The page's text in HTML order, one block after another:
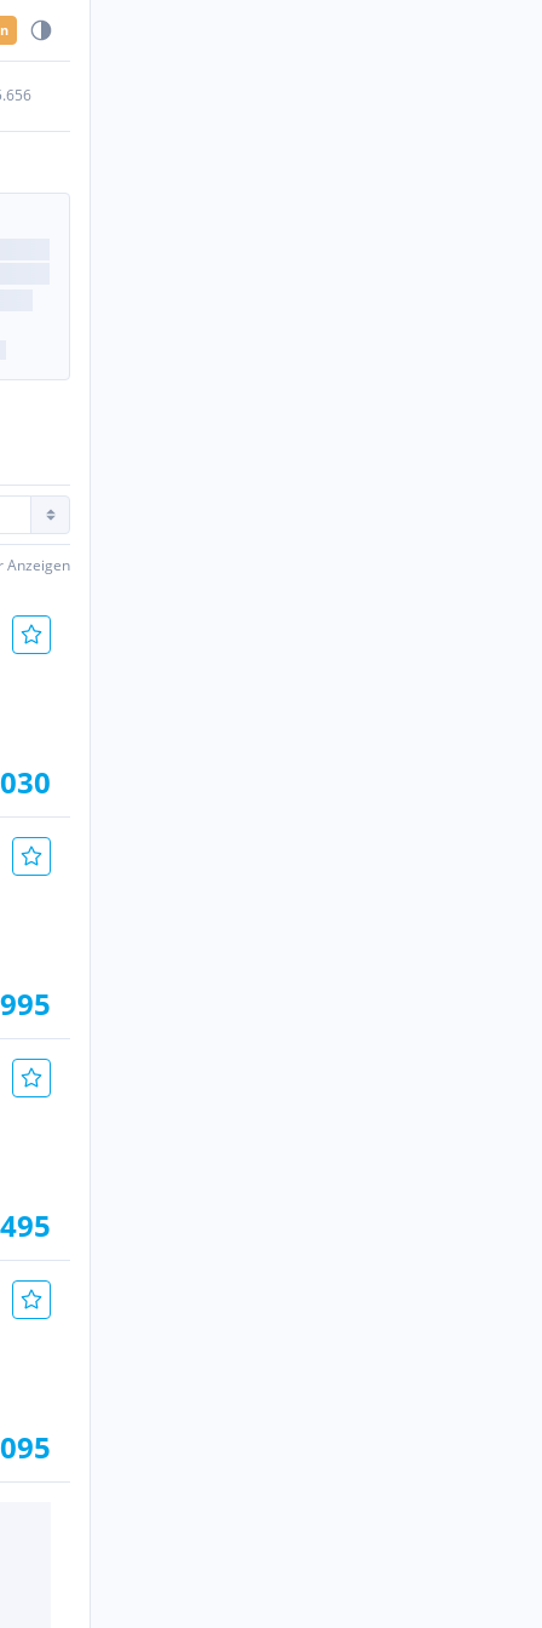
Anzeigen